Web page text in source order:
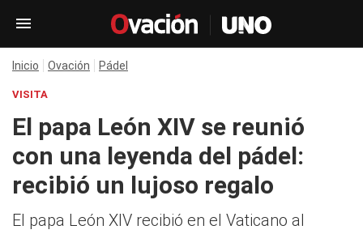
Inicio Ovación Pádel
VISITA
El papa León XIV se reunió
con una leyenda del pádel:
recibió un lujoso regalo
El papa León XIV recibió en el Vaticano al